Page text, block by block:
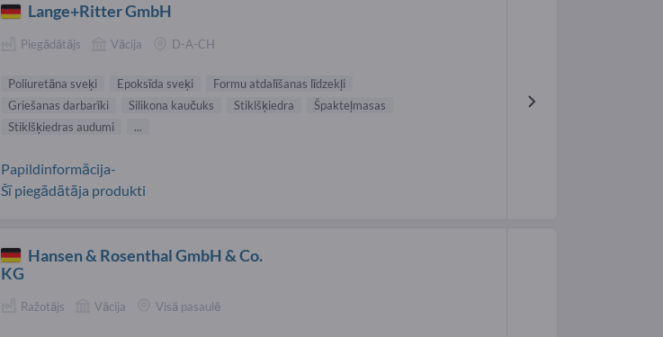
Lange+Ritter GmbH
Piegādātājs Vācija D-A-CH
Poliuretāna sveķi Epoksīda sveķi
Formu atdalīšanas līdzekļi
Griešanas darbarīki
Silikona kaučuks Stiklšķiedra
Špakteļmasas
Stiklšķiedras audumi
...
Papildinformācija-
Šī piegādātāja produkti
Hansen & Rosenthal GmbH & Co.
KG
Ražotājs Vācija Visā pasaulē